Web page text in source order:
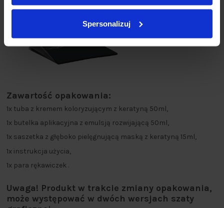
Spersonalizuj
Zawartość opakowania:
1x tuba z kremem koloryzującym z keratyną 50ml,
1x butelka aplikacyjna z emulsją rozwijającą 50ml,
1x saszetka z głęboko pielęgnującą maską z keratyną 15ml,
1x instrukcja użycia,
1x para rękawiczek .
Uwaga! Produkt w trakcie zmiany opakowania,
może występować w dwóch wersjach szaty